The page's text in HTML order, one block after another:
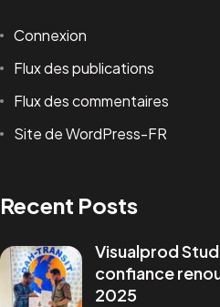
Connexion
Flux des publications
Flux des commentaires
Site de WordPress-FR
Recent Posts
Visualprod
confiance
2025